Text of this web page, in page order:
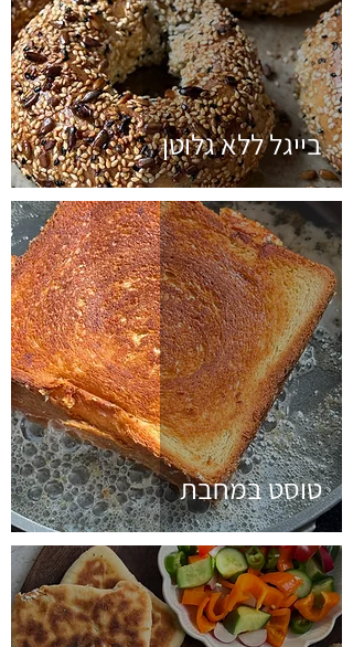
בייגל ללא גלוטן
טוסט במחבת